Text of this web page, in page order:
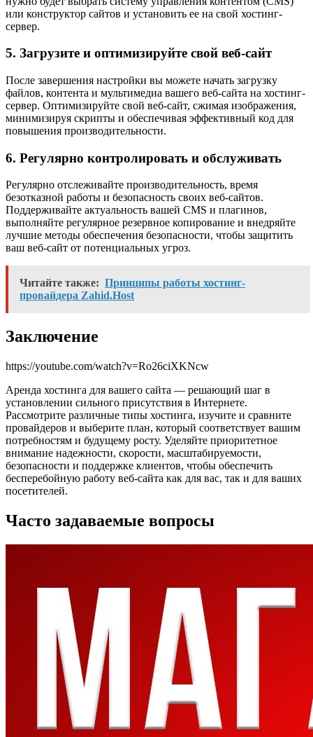
или конструктор сайтов и установить ее на свой хостинг-
сервер.
5. Загрузите и оптимизируйте свой веб-сайт
После завершения настройки вы можете начать загрузку
файлов, контента и мультимедиа вашего веб-сайта на хостинг-
сервер. Оптимизируйте свой веб-сайт, сжимая изображения,
минимизируя скрипты и обеспечивая эффективный код для
повышения производительности.
6. Регулярно контролировать и обслуживать
Регулярно отслеживайте производительность, время
безотказной работы и безопасность своих веб-сайтов.
Поддерживайте актуальность вашей CMS и плагинов,
выполняйте регулярное резервное копирование и внедряйте
лучшие методы обеспечения безопасности, чтобы защитить
ваш веб-сайт от потенциальных угроз.
Читайте также: Принципы работы хостинг-
провайдера Zahid.Host
Заключение
https://youtube.com/watch?v=Ro26ciXKNcw
Аренда хостинга для вашего сайта — решающий шаг в
установлении сильного присутствия в Интернете.
Рассмотрите различные типы хостинга, изучите и сравните
провайдеров и выберите план, который соответствует вашим
потребностям и будущему росту. Уделяйте приоритетное
внимание надежности, скорости, масштабируемости,
безопасности и поддержке клиентов, чтобы обеспечить
бесперебойную работу веб-сайта как для вас, так и для ваших
посетителей.
Часто задаваемые вопросы